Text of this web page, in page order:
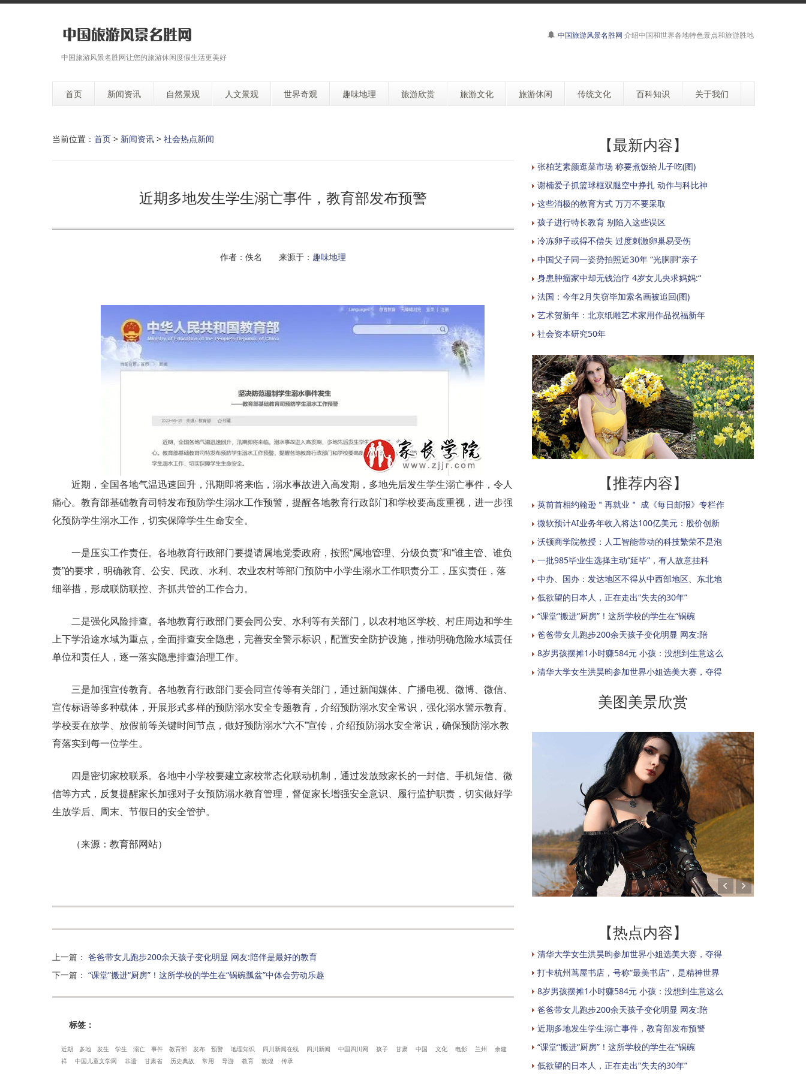
中国旅游风景名胜网让您的旅游休闲度假生活更美好
中国旅游风景名胜网 介绍中国和世界各地特色景点和旅游胜地
首页 新闻资讯 自然景观 人文景观 世界奇观 趣味地理 旅游欣赏 旅游文化 旅游休闲 传统文化 百科知识 关于我们
当前位置： 首页 > 新闻资讯 > 社会热点新闻
近期多地发生学生溺亡事件，教育部发布预警
作者：佚名 来源于： 趣味地理
近期，全国各地气温迅速回升，汛期即将来临，溺水事故进入高发期，多地先后发生学生溺亡事件，令人
痛心。教育部基础教育司特发布预防学生溺水工作预警，提醒各地教育行政部门和学校要高度重视，进一步强
化预防学生溺水工作，切实保障学生生命安全。
一是压实工作责任。各地教育行政部门要提请属地党委政府，按照“属地管理、分级负责”和“谁主管、谁负
责”的要求，明确教育、公安、民政、水利、农业农村等部门预防中小学生溺水工作职责分工，压实责任，落
细举措，形成联防联控、齐抓共管的工作合力。
二是强化风险排查。各地教育行政部门要会同公安、水利等有关部门，以农村地区学校、村庄周边和学生
上下学沿途水域为重点，全面排查安全隐患，完善安全警示标识，配置安全防护设施，推动明确危险水域责任
单位和责任人，逐一落实隐患排查治理工作。
三是加强宣传教育。各地教育行政部门要会同宣传等有关部门，通过新闻媒体、广播电视、微博、微信、
宣传标语等多种载体，开展形式多样的预防溺水安全专题教育，介绍预防溺水安全常识，强化溺水警示教育。
学校要在放学、放假前等关键时间节点，做好预防溺水“六不”宣传，介绍预防溺水安全常识，确保预防溺水教
育落实到每一位学生。
四是密切家校联系。各地中小学校要建立家校常态化联动机制，通过发放致家长的一封信、手机短信、微
信等方式，反复提醒家长加强对子女预防溺水教育管理，督促家长增强安全意识、履行监护职责，切实做好学
生放学后、周末、节假日的安全管护。
（来源：教育部网站）
上一篇 ： 爸爸带女儿跑步200余天孩子变化明显 网友:陪伴是最好的教育
下一篇 ： “课堂”搬进“厨房”！这所学校的学生在“锅碗瓢盆”中体会劳动乐趣
标签：
近期 多地 发生 学生 溺亡 事件 教育部 发布 预警 地理知识 四川新闻在线 四川新闻 中国四川网 孩子 甘肃 中国 文化 电影 兰州
余建
祥
中国儿童文学网 非遗 甘肃省 历史典故 常用 导游 教育 敦煌 传承
【最新内容】
张柏芝素颜逛菜市场 称要煮饭给儿子吃(图)
谢楠爱子抓篮球框双腿空中挣扎 动作与科比神
这些消极的教育方式 万万不要采取
孩子进行特长教育 别陷入这些误区
冷冻卵子或得不偿失 过度刺激卵巢易受伤
中国父子同一姿势拍照近30年 “光胴胴”亲子
身患肿瘤家中却无钱治疗 4岁女儿央求妈妈:“
法国：今年2月失窃毕加索名画被追回(图)
艺术贺新年：北京纸雕艺术家用作品祝福新年
社会资本研究50年
【推荐内容】
英前首相约翰逊＂再就业＂ 成《每日邮报》专栏作
微软预计AI业务年收入将达100亿美元：股价创新
沃顿商学院教授：人工智能带动的科技繁荣不是泡
一批985毕业生选择主动“延毕”，有人故意挂科
中办、国办：发达地区不得从中西部地区、东北地
低欲望的日本人，正在走出“失去的30年”
“课堂”搬进“厨房”！这所学校的学生在“锅碗
爸爸带女儿跑步200余天孩子变化明显 网友:陪
8岁男孩摆摊1小时赚584元 小孩：没想到生意这么
清华大学女生洪昊昀参加世界小姐选美大赛，夺得
美图美景欣赏
【热点内容】
清华大学女生洪昊昀参加世界小姐选美大赛，夺得
打卡杭州茑屋书店，号称“最美书店”，是精神世界
8岁男孩摆摊1小时赚584元 小孩：没想到生意这么
爸爸带女儿跑步200余天孩子变化明显 网友:陪
近期多地发生学生溺亡事件，教育部发布预警
“课堂”搬进“厨房”！这所学校的学生在“锅碗
低欲望的日本人，正在走出“失去的30年”